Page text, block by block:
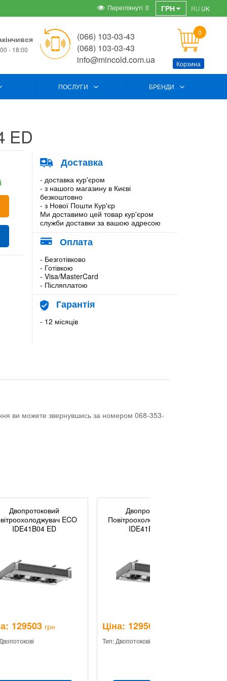
ГРН RU UK
Переглянуті 0
- 18:00
(066) 103-03-43
(068) 103-03-43
info@mincold.com.ua
0
Корзина
ПОСЛУГИ БРЕНДИ
ED
Доставка
- доставка кур'єром
- з нашого магазину в Києві
безкоштовно
- з Нової Пошти Кур'єр
Ми доставимо цей товар кур'єром
служби доставки за вашою адресою
Оплата
- Безготівково
- Готівкою
- Visa/MasterCard
- Післяплатою
Гарантія
- 12 місяців
ви можете звернувшись за номером 068-353-
Двопротоковий
ECO
IDE41B04 ED
129503 грн
Двопротоковий
Повітроохолоджувач ECO
IDE41B07 ED
Ціна: 129503
Тип: Двопотокові